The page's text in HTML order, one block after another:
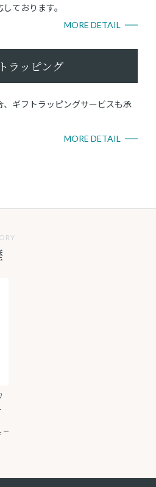
ております。
MORE DETAIL
ラッピング
ギフトラッピングサービスも承
MORE DETAIL